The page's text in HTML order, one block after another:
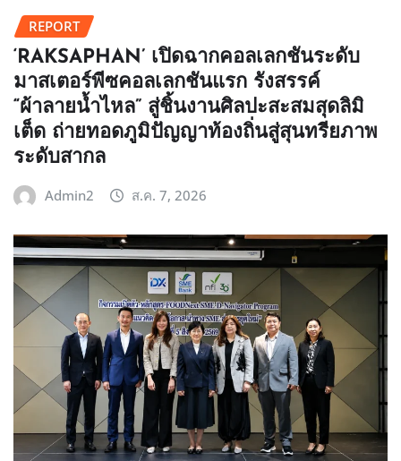
REPORT
‘RAKSAPHAN’ เปิดฉากคอลเลกชันระดับ
มาสเตอร์พีซคอลเลกชันแรก รังสรรค์
“ผ้าลายน้ำไหล” สู่ชิ้นงานศิลปะสะสมสุดลิมิ
เต็ด ถ่ายทอดภูมิปัญญาท้องถิ่นสู่สุนทรียภาพ
ระดับสากล
Admin2 ส.ค. 7, 2026